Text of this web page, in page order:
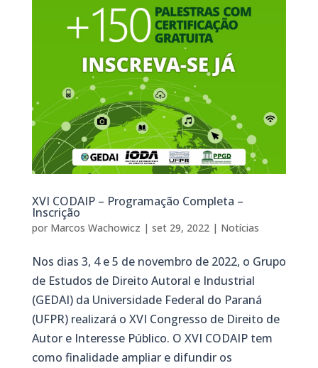
XVI CODAIP – Programação Completa –
Inscrição
por Marcos Wachowicz | set 29, 2022| Notícias
Nos dias 3, 4 e 5 de novembro de 2022, o Grupo
de Estudos de Direito Autoral e Industrial
(GEDAI) da Universidade Federal do Paraná
(UFPR) realizará o XVI Congresso de Direito de
Autor e Interesse Público. O XVI CODAIP tem
como finalidade ampliar e difundir os